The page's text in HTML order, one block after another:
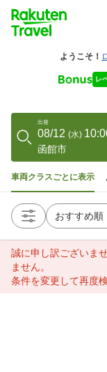
出発
08/12 (水)
函館市
車両クラスごとに表示
誠に申し訳ございま
ません。
条件を変更して再度